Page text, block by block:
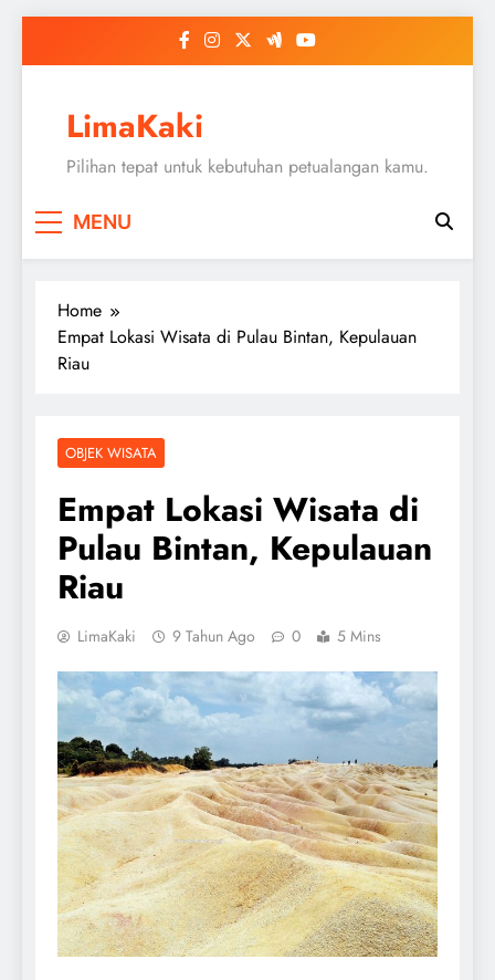
LimaKaki
Pilihan tepat untuk kebutuhan petualangan kamu.
MENU
Home
Empat Lokasi Wisata di Pulau Bintan, Kepulauan
Riau
OBJEK WISATA
Empat Lokasi Wisata di
Pulau Bintan, Kepulauan
Riau
LimaKaki 9 Tahun Ago 0 5 Mins